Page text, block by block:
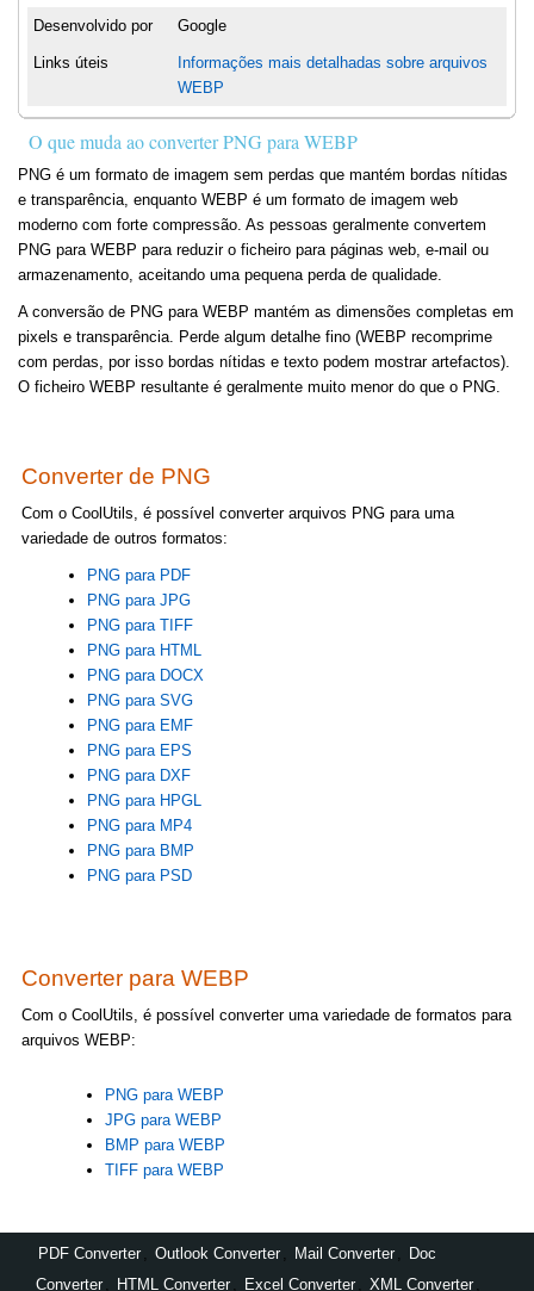
Desenvolvido por Google
Links úteis
Informações mais detalhadas sobre arquivos
WEBP
O que muda ao converter PNG para WEBP
PNG é um formato de imagem sem perdas que mantém bordas nítidas
e transparência, enquanto WEBP é um formato de imagem web
moderno com forte compressão. As pessoas geralmente convertem
PNG para WEBP para reduzir o ficheiro para páginas web, e-mail ou
armazenamento, aceitando uma pequena perda de qualidade.
A conversão de PNG para WEBP mantém as dimensões completas em
pixels e transparência. Perde algum detalhe fino (WEBP recomprime
com perdas, por isso bordas nítidas e texto podem mostrar artefactos).
O ficheiro WEBP resultante é geralmente muito menor do que o PNG.
Converter de PNG
Com o CoolUtils, é possível converter arquivos PNG para uma
variedade de outros formatos:
PNG para PDF
PNG para JPG
PNG para TIFF
PNG para HTML
PNG para DOCX
PNG para SVG
PNG para EMF
PNG para EPS
PNG para DXF
PNG para HPGL
PNG para MP4
PNG para BMP
PNG para PSD
Converter para WEBP
Com o CoolUtils, é possível converter uma variedade de formatos para
arquivos WEBP:
PNG para WEBP
JPG para WEBP
BMP para WEBP
TIFF para WEBP
PDF Converter Outlook Converter Mail Converter
Doc
Converter
HTML Converter Excel Converter XML Converter